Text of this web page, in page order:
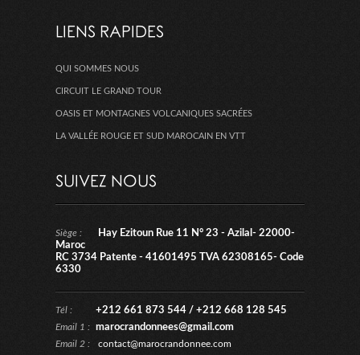
LIENS RAPIDES
QUI SOMMES NOUS
CIRCUIT LE GRAND TOUR
OASIS ET MONTAGNES VOLCANIQUES SACRÉES
LA VALLÉE ROUGE ET SUD MAROCAIN EN VTT
SUIVEZ NOUS
Siège :
Hay Ezitoun Rue 11 N° 23 - Azilal- 22000-
Maroc
RC 3734 Patente - 41601495 TVA 62308165- Code
6330
Tél : +212 661 873 544 / +212 668 128 545
Email 1 : marocrandonnees@gmail.com
Email 2 : contact@marocrandonnee.com